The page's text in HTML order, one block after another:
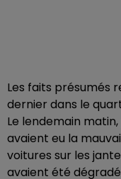
Les faits présumés
dernier dans le
Le lendemain
avaient eu la
voitures sur les
avaient été